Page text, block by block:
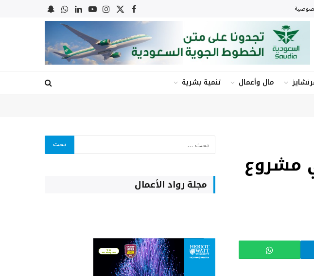
فيسبوك
X
(Twitter)
الانستغرام
يوتيوبلينكدإنواتسابSnapchat
مال وأعمال تنمية بشرية
مشروع
مجلة رواد الأعمال